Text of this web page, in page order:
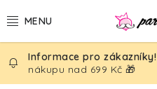
na
BALÓNKY
nákupu nad 699 Kč 🎁